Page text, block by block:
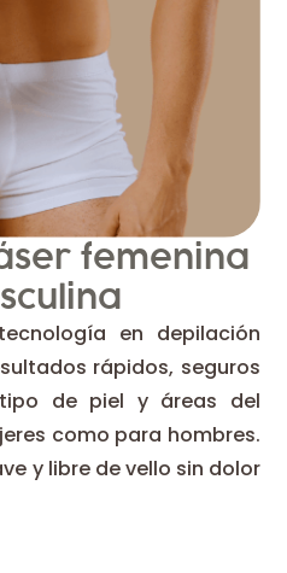
femenina
en depilación
rápidos, seguros
de piel y áreas del
como para hombres.
y libre de vello sin dolor